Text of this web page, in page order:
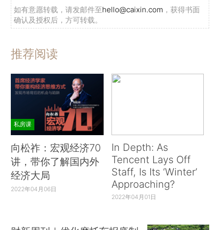
如有意愿转载，请发邮件至hello@caixin.com ，获得书面
确认及授权后，方可转载。
推荐阅读
私房课
向松祚：宏观经济70
讲，带你了解国内外
经济大局
2022年04月06日
In Depth: As
Tencent Lays Off
Staff, Is Its ‘Winter’
Approaching?
2022年04月01日